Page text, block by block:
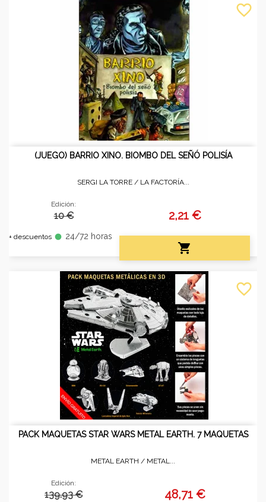
(JUEGO) BARRIO XINO. BIOMBO DEL SEÑÓ POLISÍA
SERGI LA TORRE / LA FACTORÍA...
Edición:
10 €
+ descuentos fiber_manual_record 24/72 horas
2,21 €

favorite_border
PACK MAQUETAS STAR WARS METAL EARTH. 7 MAQUETAS
METAL EARTH / METAL...
Edición:
139.93 € 48,71 €
favorite_border